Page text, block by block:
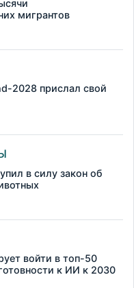
мигрантов
2028 прислал свой
в силу закон об
войти в топ-50
к ИИ к 2030